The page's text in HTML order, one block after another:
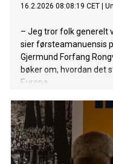
16.2.2026 08:08:19 CET
– Jeg tror folk generelt
sier førsteamanuensis
Gjermund Forfang
bøker om, hvordan det
Europa.